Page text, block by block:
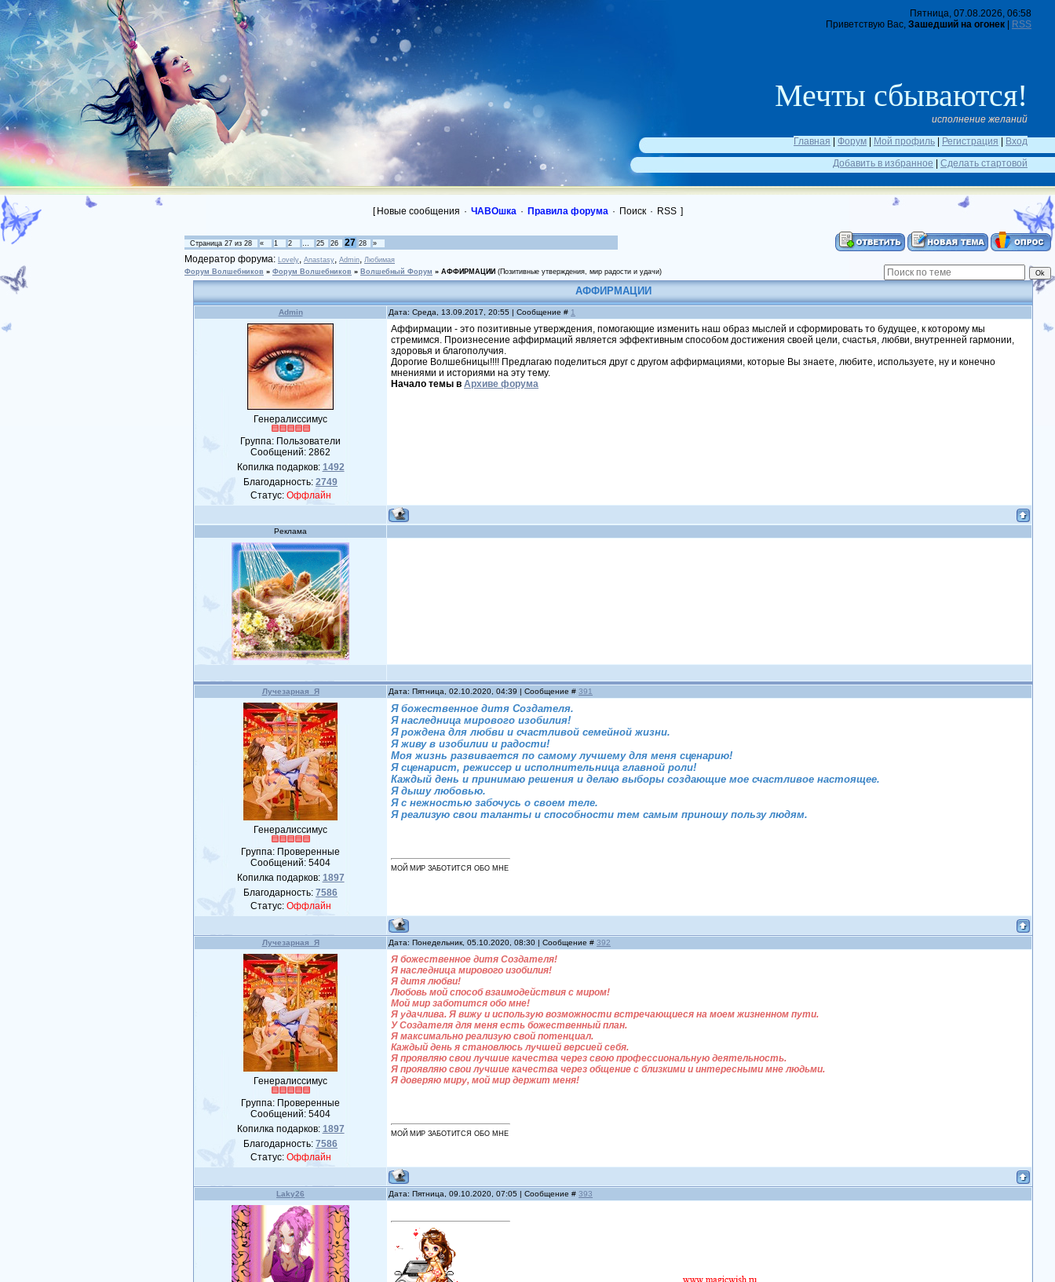
Пятница, 07.08.2026, 06:58
Приветствую Вас, Зашедший на огонек RSS
Мечты сбываются!
исполнение желаний
Главная
Форум Мой профиль Регистрация
Вход
Добавить в избранное
Сделать стартовой
[ Новые сообщения · ЧАВОшка · Правила форума · Поиск · RSS ]
Страница 27 из 28 « 1 2 … 25 26 27 28 »
Модератор форума: Lovely, Anastasy, Admin, Любимая
Форум Волшебников » Форум Волшебников » Волшебный Форум » АФФИРМАЦИИ (Позитивные утверждения, мир радости и удачи)
АФФИРМАЦИИ
Admin Дата: Среда, 13.09.2017, 20:55 | Сообщение # 1
Генералиссимус
Группа: Пользователи
Сообщений:2862
Копилка подарков: 1492
Благодарность:2749
Статус: Оффлайн
Аффирмации - это позитивные утверждения, помогающие изменить наш образ мыслей и сформировать то будущее, к которому мы
стремимся. Произнесение аффирмаций является эффективным способом достижения своей цели, счастья, любви, внутренней гармонии,
здоровья и благополучия.
Дорогие Волшебницы!!!! Предлагаю поделиться друг с другом аффирмациями, которые Вы знаете, любите, используете, ну и конечно
мнениями и историями на эту тему.
Начало темы вАрхиве форума
Реклама
Лучезарная_Я Дата: Пятница, 02.10.2020, 04:39 | Сообщение #391
Генералиссимус
Группа: Проверенные
Сообщений:5404
Копилка подарков: 1897
Благодарность:7586
Статус: Оффлайн
Я божественное дитя Создателя.
Я наследница мирового изобилия!
Я рождена для любви и счастливой семейной жизни.
Я живу в изобилии и радости!
Моя жизнь развивается по самому лучшему для меня сценарию!
Я сценарист, режиссер и исполнительница главной роли!
Каждый день и принимаю решения и делаю выборы создающие мое счастливое настоящее.
Я дышу любовью.
Я с нежностью забочусь о своем теле.
Я реализую свои таланты и способности тем самым приношу пользу людям.
МОЙ МИР ЗАБОТИТСЯ ОБО МНЕ
Лучезарная_Я Дата: Понедельник, 05.10.2020, 08:30 | Сообщение #392
Генералиссимус
Группа: Проверенные
Сообщений:5404
Копилка подарков: 1897
Благодарность:7586
Статус: Оффлайн
Я божественное дитя Создателя!
Я наследница мирового изобилия!
Я дитя любви!
Любовь мой способ взаимодействия с миром!
Мой мир заботится обо мне!
Я удачлива. Я вижу и использую возможности встречающиеся на моем жизненном пути.
У Создателя для меня есть божественный план.
Я максимально реализую свой потенциал.
Каждый день я становлюсь лучшей версией себя.
Я проявляю свои лучшие качества через свою профессиональную деятельность.
Я проявляю свои лучшие качества через общение с близкими и интересными мне людьми.
Я доверяю миру, мой мир держит меня!
МОЙ МИР ЗАБОТИТСЯ ОБО МНЕ
Laky26 Дата: Пятница, 09.10.2020, 07:05 | Сообщение #393